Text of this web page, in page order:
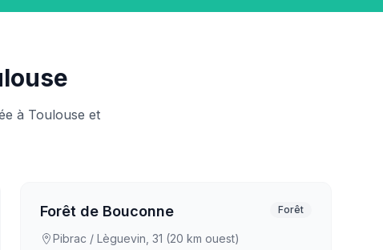
à Toulouse et
Forêt de Bouconne Forêt
Pibrac / Lèguevin, 31 (20 km ouest)